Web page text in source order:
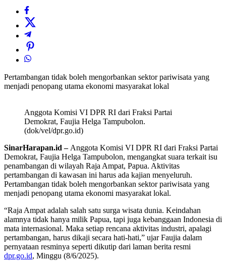
Pertambangan tidak boleh mengorbankan sektor pariwisata yang
menjadi penopang utama ekonomi masyarakat lokal
Anggota Komisi VI DPR RI dari Fraksi Partai
Demokrat, Faujia Helga Tampubolon.
(dok/vel/dpr.go.id)
SinarHarapan.id – Anggota Komisi VI DPR RI dari Fraksi Partai
Demokrat, Faujia Helga Tampubolon, mengangkat suara terkait isu
penambangan di wilayah Raja Ampat, Papua. Aktivitas
pertambangan di kawasan ini harus ada kajian menyeluruh.
Pertambangan tidak boleh mengorbankan sektor pariwisata yang
menjadi penopang utama ekonomi masyarakat lokal.
“Raja Ampat adalah salah satu surga wisata dunia. Keindahan
alamnya tidak hanya milik Papua, tapi juga kebanggaan Indonesia di
mata internasional. Maka setiap rencana aktivitas industri, apalagi
pertambangan, harus dikaji secara hati-hati,” ujar Faujia dalam
pernyataan resminya seperti dikutip dari laman berita resmi
dpr.go.id, Minggu (8/6/2025).